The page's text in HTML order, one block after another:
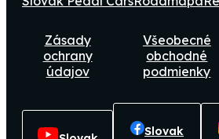
Zásady
ochrany
údajov
Všeobecné
obchodné
podmienky
Slovak